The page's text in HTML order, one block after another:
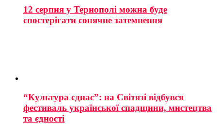
12 серпня у Тернополі можна буде
спостерігати сонячне затемнення
“Культура єднає”: на Світязі відбувся
фестиваль української спадщини, мистецтва
та єдності